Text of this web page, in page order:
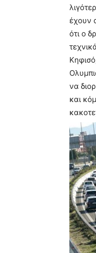
έχουν
ότι ο
να
και